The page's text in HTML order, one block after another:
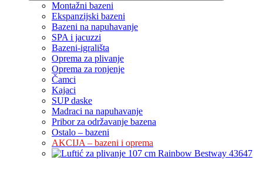
Montažni bazeni
Ekspanzijski bazeni
Bazeni na napuhavanje
SPA i jacuzzi
Bazeni-igrališta
Oprema za plivanje
Oprema za ronjenje
Čamci
Kajaci
SUP daske
Madraci na napuhavanje
Pribor za održavanje bazena
Ostalo – bazeni
AKCIJA – bazeni i oprema